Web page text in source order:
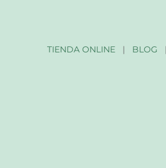
TIENDA ONLINE| BLOG